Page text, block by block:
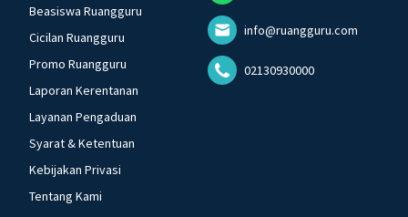
Beasiswa Ruangguru
Cicilan Ruangguru
Promo Ruangguru
Laporan Kerentanan
Layanan Pengaduan
Syarat & Ketentuan
Kebijakan Privasi
Tentang Kami
info@ruangguru.com
02130930000